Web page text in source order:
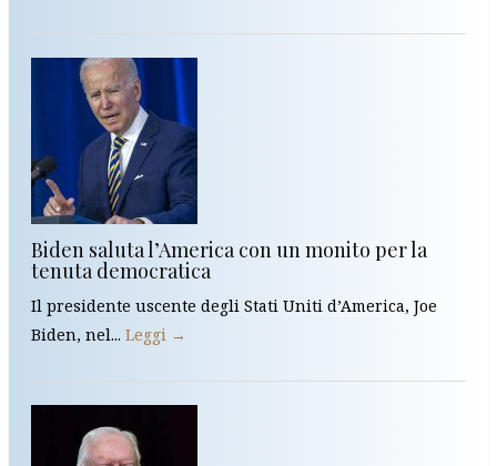
Biden saluta l’America con un monito per la
tenuta democratica
Il presidente uscente degli Stati Uniti d’America, Joe
Biden, nel... Leggi →